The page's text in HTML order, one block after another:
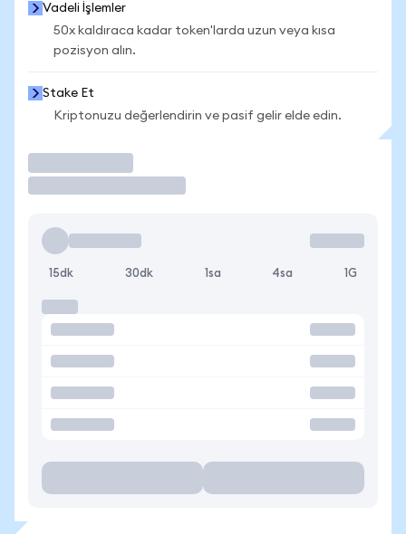
Vadeli İşlemler
50x kaldıraca kadar token'larda uzun veya kısa
pozisyon alın.
Stake Et
Kriptonuzu değerlendirin ve pasif gelir elde edin.
15dk 30dk 1sa 4sa 1G